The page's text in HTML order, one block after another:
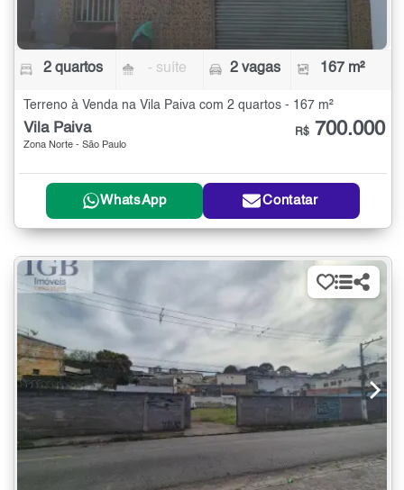
2 quartos - suíte 2 vagas 167 m²
Terreno à Venda na Vila Paiva com 2 quartos - 167 m²
Vila Paiva
Zona Norte - São Paulo
R$ 700.000
WhatsApp Contatar